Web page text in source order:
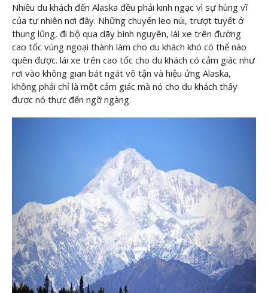
Nhiều du khách đến Alaska đều phải kinh ngạc vì sự hùng vĩ
của tự nhiên nơi đây. Những chuyến leo núi, trượt tuyết ở
thung lũng, đi bộ qua dãy bình nguyên, lái xe trên đường
cao tốc vùng ngoại thành làm cho du khách khó có thể nào
quên được. lái xe trên cao tốc cho du khách có cảm giác như
rơi vào không gian bát ngát vô tận và hiệu ứng Alaska,
không phải chỉ là một cảm giác mà nó cho du khách thấy
được nó thực đến ngỡ ngàng.